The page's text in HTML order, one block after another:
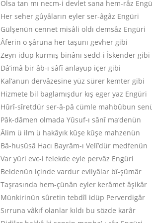
Olsa tan mı necm-i devlet sana hem-râz
Her seher gûyâların eyler ser-âgâz Engüri
Gülşenün cennet misâli oldı demsâz Engüri
Âferin o şâruna her taşunı gevher gibi
Zeyn idüp kurmış binânı sedd-i İskender gibi
Dâ’imâ bir âb-ı sâfî anlayup içer gibi
Kal‘anun dervâzesine yüz sürer kemter gibi
Hizmete bil baglamışdur kış eger yaz Engüri
Hûrî-sîretdür ser-â-pâ cümle mahbûbun
Pâk-dâmen olmada Yûsuf-ı sânî ma‘denün
Âlim ü ilm ü hakâyık kûşe kûşe mahzenün
Bâ-husûsâ Hacı Bayrâm-ı Velî’dür medfenün
Var yüri evc-i felekde eyle pervâz Engüri
Beldenün içinde vardur evliyâlar bî-şümâr
Taşrasında hem-çünân eyler kerâmet âşikâr
Münkirinün sûretin tebdîl idüp Perverdigâr
Sırruna vâkıf olanlar kıldı bu sözde karâr